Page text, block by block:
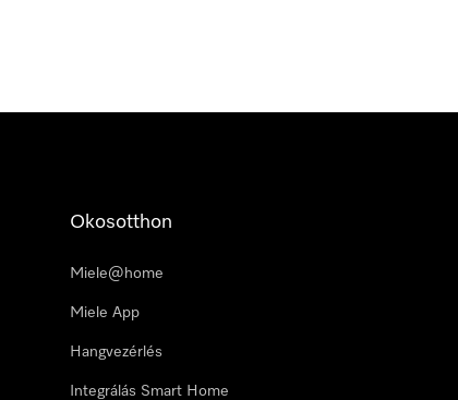
Okosotthon
Miele@home
Miele App
Hangvezérlés
Integrálás Smart Home